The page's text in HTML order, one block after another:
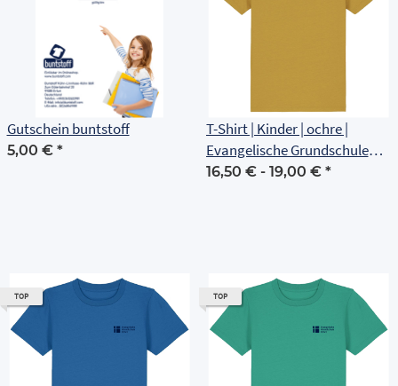
Gutschein buntstoff
5,00 € *
T-Shirt | Kinder | ochre |
Evangelische Grundschule
Erfurt
16,50 € - 19,00 € *
TOP TOP